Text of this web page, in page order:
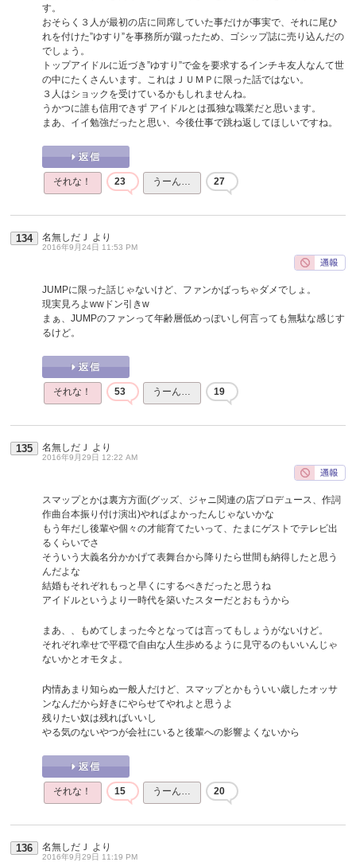
す。
おそらく３人が最初の店に同席していた事だけが事実で、それに尾ひ
れを付けた”ゆすり”を事務所が蹴ったため、ゴシップ誌に売り込んだの
でしょう。
トップアイドルに近づき”ゆすり”で金を要求するインチキ友人なんて世
の中にたくさんいます。これはＪＵＭＰに限った話ではない。
３人はショックを受けているかもしれませんね。
うかつに誰も信用できず アイドルとは孤独な職業だと思います。
まあ、イイ勉強だったと思い、今後仕事で跳ね返してほしいですね。
それな！ 23 うーん… 27
134 名無しだＪ より
2016年9月24日 11:53 PM
JUMPに限った話じゃないけど、ファンかばっちゃダメでしょ。
現実見ろよwwドン引きw
まぁ、JUMPのファンって年齢層低めっぽいし何言っても無駄な感じす
るけど。
それな！ 53 うーん… 19
135 名無しだＪ より
2016年9月29日 12:22 AM
スマップとかは裏方方面(グッズ、ジャニ関連の店プロデュース、作詞
作曲台本振り付け演出)やればよかったんじゃないかな
もう年だし後輩や個々の才能育てたいって、たまにゲストでテレビ出
るくらいでさ
そういう大義名分かかげて表舞台から降りたら世間も納得したと思う
んだよな
結婚もそれぞれもっと早くにするべきだったと思うね
アイドルというより一時代を築いたスターだとおもうから
まあ、、もめてしまった今となっては言ってもしょうがないけど。
それぞれ幸せで平穏で自由な人生歩めるように見守るのもいいんじゃ
ないかとオモタよ。
内情あまり知らぬ一般人だけど、スマップとかもういい歳したオッサ
ンなんだから好きにやらせてやれよと思うよ
残りたい奴は残ればいいし
やる気のないやつが会社にいると後輩への影響よくないから
それな！ 15 うーん… 20
136 名無しだＪ より
2016年9月29日 11:19 PM